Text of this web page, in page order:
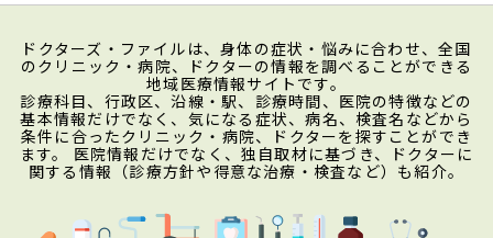
ドクターズ・ファイルは、身体の症状・悩みに合わせ、全国
のクリニック・病院、ドクターの情報を調べることができる
地域医療情報サイトです。
診療科目、行政区、沿線・駅、診療時間、医院の特徴などの
基本情報だけでなく、気になる症状、病名、検査名などから
条件に合ったクリニック・病院、ドクターを探すことができ
ます。 医院情報だけでなく、独自取材に基づき、ドクターに
関する情報（診療方針や得意な治療・検査など）も紹介。